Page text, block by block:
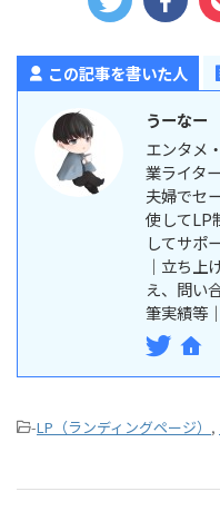
この記事を書いた人
うーなー
エンタメ
業ライタ
夫婦でセ
使してLP
してサポ
｜立ち上
え、問い
筆実績等｜
-LP（ランディングページ） ,